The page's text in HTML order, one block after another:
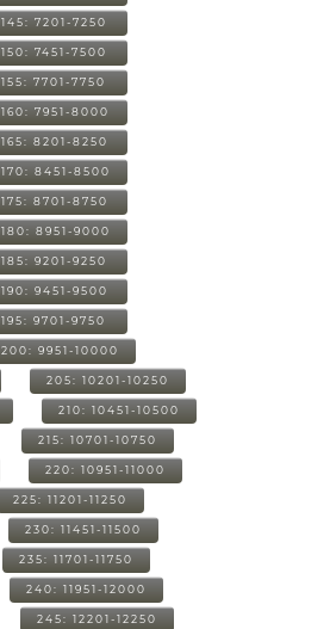
145: 7201-7250
150: 7451-7500
155: 7701-7750
160: 7951-8000
165: 8201-8250
170: 8451-8500
175: 8701-8750
180: 8951-9000
185: 9201-9250
190: 9451-9500
195: 9701-9750
200: 9951-10000
205: 10201-10250
210: 10451-10500
215: 10701-10750
220: 10951-11000
225: 11201-11250
230: 11451-11500
235: 11701-11750
240: 11951-12000
245: 12201-12250